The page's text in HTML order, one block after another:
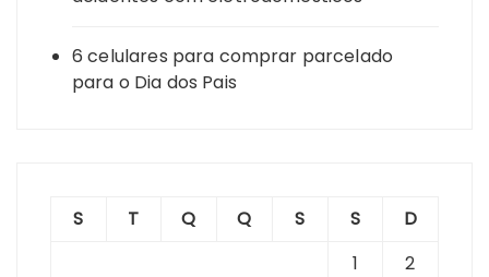
6 celulares para comprar parcelado
para o Dia dos Pais
S T Q Q S S
D
1
2